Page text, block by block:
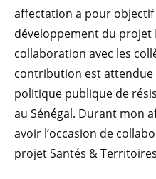
affectation a pour
développement du projet
collaboration avec les
contribution est attendue
politique publique de
au Sénégal. Durant mon
avoir l’occasion de
projet Santés &